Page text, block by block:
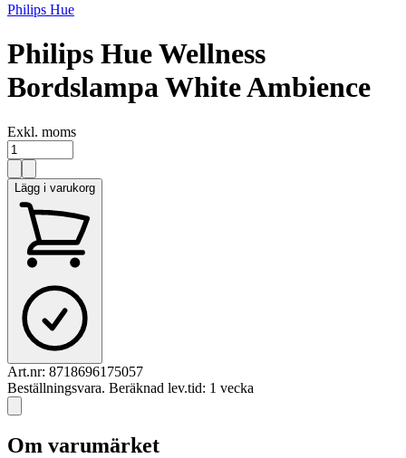
Philips Hue
Philips Hue Wellness
Bordslampa White Ambience
Exkl. moms
Lägg i varukorg
Art.nr: 8718696175057
Beställningsvara. Beräknad lev.tid: 1 vecka
Om varumärket